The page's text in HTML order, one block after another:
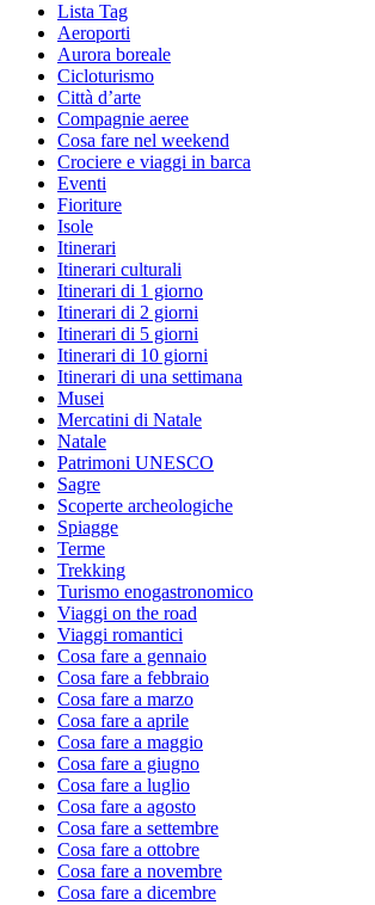
Lista Tag
Aeroporti
Aurora boreale
Cicloturismo
Città d’arte
Compagnie aeree
Cosa fare nel weekend
Crociere e viaggi in barca
Eventi
Fioriture
Isole
Itinerari
Itinerari culturali
Itinerari di 1 giorno
Itinerari di 2 giorni
Itinerari di 5 giorni
Itinerari di 10 giorni
Itinerari di una settimana
Musei
Mercatini di Natale
Natale
Patrimoni UNESCO
Sagre
Scoperte archeologiche
Spiagge
Terme
Trekking
Turismo enogastronomico
Viaggi on the road
Viaggi romantici
Cosa fare a gennaio
Cosa fare a febbraio
Cosa fare a marzo
Cosa fare a aprile
Cosa fare a maggio
Cosa fare a giugno
Cosa fare a luglio
Cosa fare a agosto
Cosa fare a settembre
Cosa fare a ottobre
Cosa fare a novembre
Cosa fare a dicembre